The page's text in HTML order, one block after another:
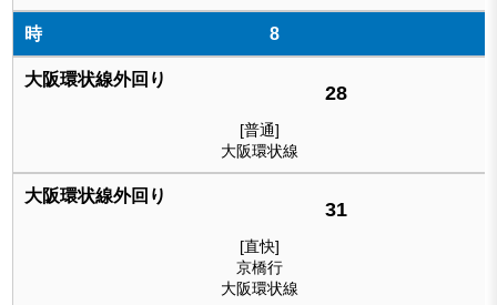
8
28
[普通]
大阪環状線
31
[直快]
京橋行
大阪環状線